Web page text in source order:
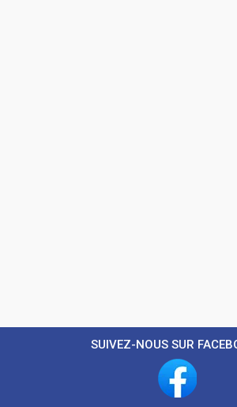
SUIVEZ-NOUS SUR